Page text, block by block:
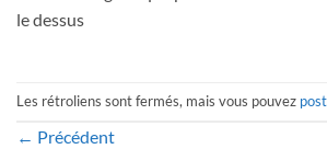
le dessus
Les rétroliens sont fermés, mais vous pouvez
← Précédent